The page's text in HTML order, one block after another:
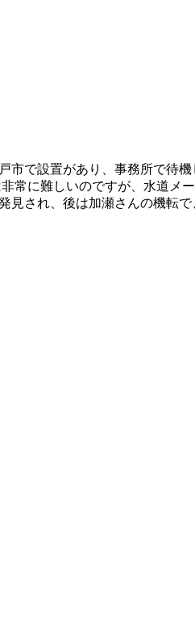
で設置があり、事務所で待
常に難しいのですが、水道メ
され、後は加瀬さんの機転